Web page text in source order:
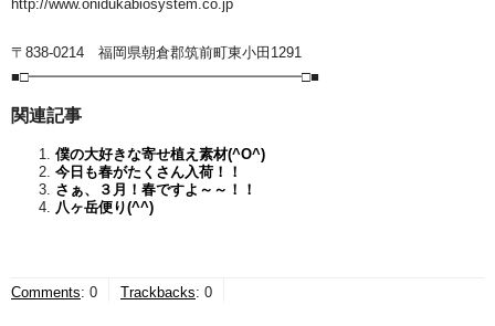
http://www.onidukabiosystem.co.jp
〒838-0214 福岡県朝倉郡筑前町東小田1291
■□━━━━━━━━━━━━━━━━━━━□■
関連記事
僕の大好きな寄せ植え素材(^O^)
今日も春がたくさん入荷！！
さぁ、３月！春ですよ～～！！
八ヶ岳便り(^^)
Comments: 0 Trackbacks: 0